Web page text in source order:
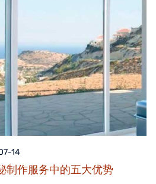
14
制作服务中的五大优势